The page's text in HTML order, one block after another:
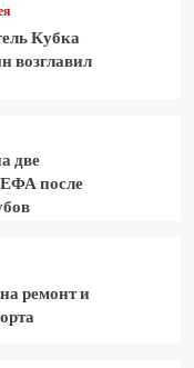
Кубка
возглавил
две
после
ремонт и